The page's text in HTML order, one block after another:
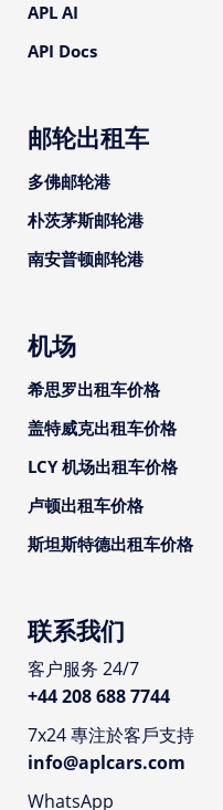
APL AI
API Docs
邮轮出租车
多佛邮轮港
朴茨茅斯邮轮港
南安普顿邮轮港
机场
希思罗出租车价格
盖特威克出租车价格
LCY 机场出租车价格
卢顿出租车价格
斯坦斯特德出租车价格
联系我们
客户服务 24/7
+44 208 688 7744
7x24 專注於客戶支持
info@aplcars.com
WhatsApp